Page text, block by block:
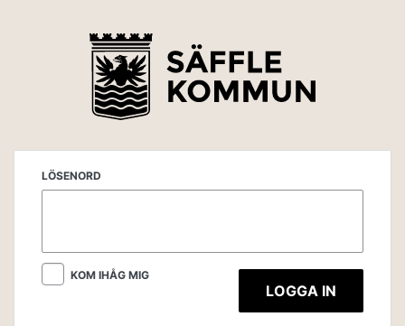
LÖSENORD
KOM IHÅG MIG